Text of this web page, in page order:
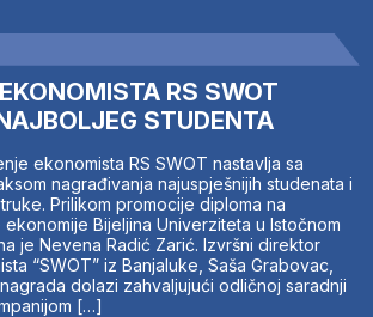
RS SWOT
STUDENTA
ekonomista RS SWOT nastavlja sa
nagrađivanja najuspješnijih studenata i
Prilikom promocije diploma na
Bijeljina Univerziteta u Istočnom
je Nevena Radić Zarić. Izvršni direktor
“SWOT” iz Banjaluke, Saša Grabovac,
dolazi zahvaljujući odličnoj saradnji
[…]